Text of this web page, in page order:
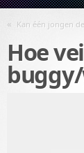
« Kan één jongen
Hoe